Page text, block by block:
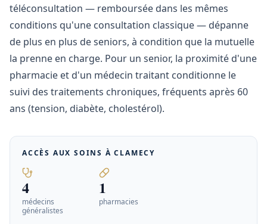
téléconsultation — remboursée dans les mêmes
conditions qu'une consultation classique — dépanne
de plus en plus de seniors, à condition que la mutuelle
la prenne en charge. Pour un senior, la proximité d'une
pharmacie et d'un médecin traitant conditionne le
suivi des traitements chroniques, fréquents après 60
ans (tension, diabète, cholestérol).
ACCÈS AUX SOINS ÀCLAMECY
4
médecins
généralistes
1
pharmacies